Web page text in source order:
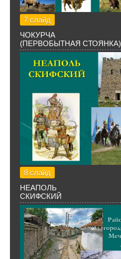
7 слайд
ЧОКУРЧА
(ПЕРВОБЫТНАЯ СТОЯНКА)
8 слайд
НЕАПОЛЬ
СКИФСКИЙ